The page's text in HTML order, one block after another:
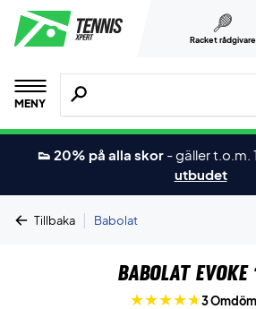
Racket rådgivare
MENY
Sök efter produkter, märken
👟 20% på alla skor -gäller t.o.m.
utbudet
Tillbaka | Babolat
Babolat Evoke
3